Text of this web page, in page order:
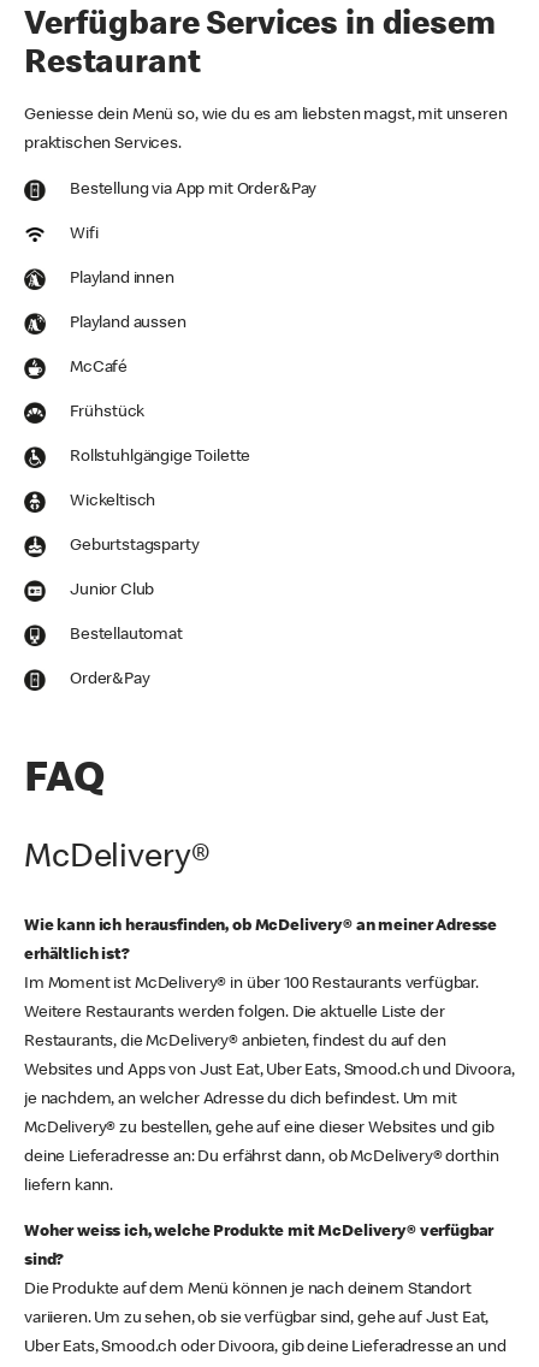
Verfügbare Services in diesem
Restaurant
Geniesse dein Menü so, wie du es am liebsten magst, mit unseren
praktischen Services.
Bestellung via App mit Order&Pay
Wifi
Playland innen
Playland aussen
McCafé
Frühstück
Rollstuhlgängige Toilette
Wickeltisch
Geburtstagsparty
Junior Club
Bestellautomat
Order&Pay
FAQ
McDelivery®
Wie kann ich herausfinden, ob McDelivery® an meiner Adresse
erhältlich ist?
Im Moment ist McDelivery® in über 100 Restaurants verfügbar.
Weitere Restaurants werden folgen. Die aktuelle Liste der
Restaurants, die McDelivery® anbieten, findest du auf den
Websites und Apps von Just Eat, Uber Eats, Smood.ch und Divoora,
je nachdem, an welcher Adresse du dich befindest. Um mit
McDelivery® zu bestellen, gehe auf eine dieser Websites und gib
deine Lieferadresse an: Du erfährst dann, ob McDelivery® dorthin
liefern kann.
Woher weiss ich, welche Produkte mit McDelivery® verfügbar
sind?
Die Produkte auf dem Menü können je nach deinem Standort
variieren. Um zu sehen, ob sie verfügbar sind, gehe auf Just Eat,
Uber Eats, Smood.ch oder Divoora, gib deine Lieferadresse an und